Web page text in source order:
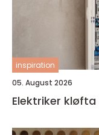
inspiration
05. August 2026